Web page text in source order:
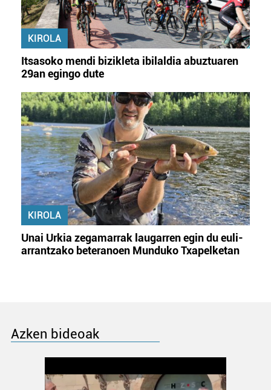
KIROLA
Itsasoko mendi bizikleta ibilaldia abuztuaren
29an egingo dute
KIROLA
Unai Urkia zegamarrak laugarren egin du euli-
arrantzako beteranoen Munduko Txapelketan
Azken bideoak